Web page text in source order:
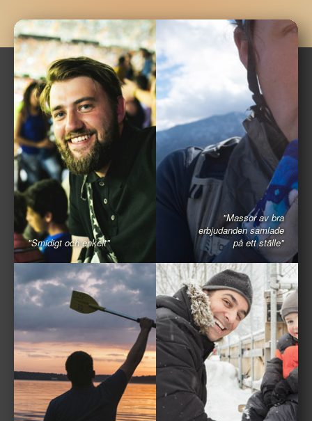
"Smidigt och enkelt"
"Massor av bra
erbjudanden samlade
på ett ställe"